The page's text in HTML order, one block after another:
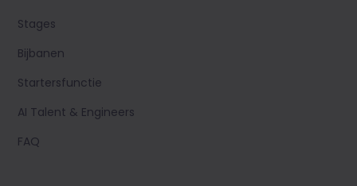
Stages
Bijbanen
Startersfunctie
AI Talent & Engineers
FAQ